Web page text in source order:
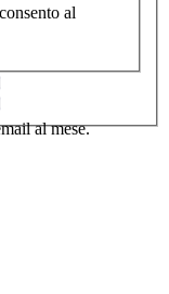
al
al mese.